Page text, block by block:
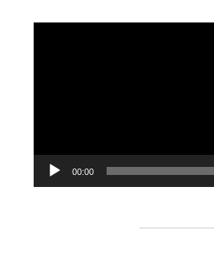
00:00